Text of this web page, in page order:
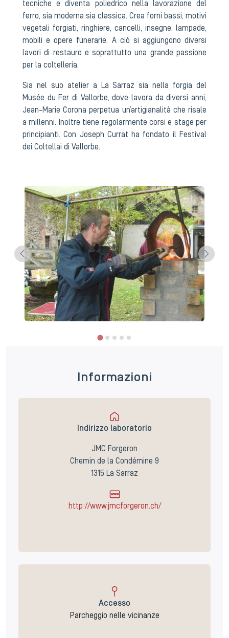
tecniche e diventa poliedrico nella lavorazione del
ferro, sia moderna sia classica. Crea forni bassi, motivi
vegetali forgiati, ringhiere, cancelli, insegne, lampade,
mobili e opere funerarie. A ciò si aggiungono diversi
lavori di restauro e soprattutto una grande passione
per la coltelleria.
Sia nel suo atelier a La Sarraz sia nella forgia del
Musée du Fer di Vallorbe, dove lavora da diversi anni,
Jean-Marie Corona perpetua un’artigianalità che risale
a millenni. Inoltre tiene regolarmente corsi e stage per
principianti. Con Joseph Currat ha fondato il Festival
dei Coltellai di Vallorbe.
Informazioni
Indirizzo laboratorio
JMC Forgeron
Chemin de la Condémine 9
1315 La Sarraz
http://www.jmcforgeron.ch/
Accesso
Parcheggio nelle vicinanze